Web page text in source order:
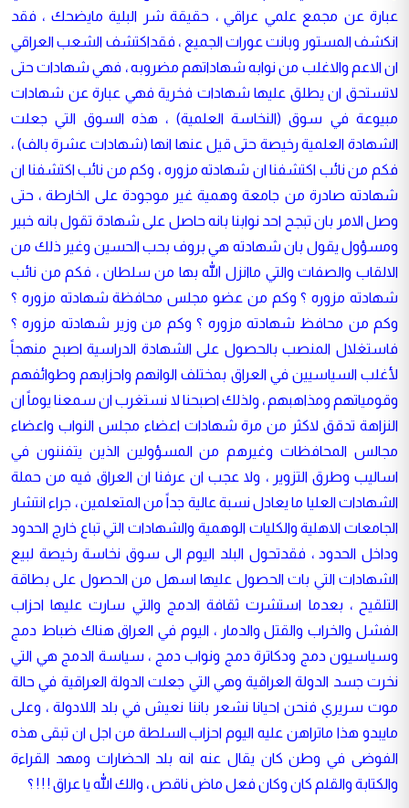
عبارة عن مجمع علمي عراقي ، حقيقة شر البلية مايضحك ، فقد
انكشف المستور وبانت عورات الجميع ، فقداكتشف الشعب العراقي
ان الاعم والاغلب من نوابه شهاداتهم مضروبه ، فهي شهادات حتى
لاتستحق ان يطلق عليها شهادات فخرية فهي عبارة عن شهادات
مبيوعة في سوق (النخاسة العلمية) ، هذه السوق التي جعلت
الشهادة العلمية رخيصة حتى قيل عنها انها (شهادات عشرة بالف) ،
فكم من نائب اكتشفنا ان شهادته مزوره ، وكم من نائب اكتشفنا ان
شهادته صادرة من جامعة وهمية غير موجودة على الخارطة ، حتى
وصل الامر بان تبجح احد نوابنا بانه حاصل على شهادة تقول بانه خبير
ومسؤول يقول بان شهادته هي بروف بحب الحسين وغير ذلك من
الالقاب والصفات والتي ماانزل الله بها من سلطان ، فكم من نائب
شهادته مزوره ؟ وكم من عضو مجلس محافظة شهادته مزوره ؟
وكم من محافظ شهادته مزوره ؟ وكم من وزير شهادته مزوره ؟
فاستغلال المنصب بالحصول على الشهادة الدراسية اصبح منهجاً
لأغلب السياسيين في العراق بمختلف الوانهم واحزابهم وطوائفهم
وقومياتهم ومذاهبهم ، ولذلك اصبحنا لا نستغرب ان سمعنا يوماً ان
النزاهة تدقق لاكثر من مرة شهادات اعضاء مجلس النواب واعضاء
مجالس المحافظات وغيرهم من المسؤولين الذين يتفننون في
اساليب وطرق التزوير ، ولا عجب ان عرفنا ان العراق فيه من حملة
الشهادات العليا ما يعادل نسبة عالية جداً من المتعلمين ، جراء انتشار
الجامعات الاهلية والكليات الوهمية والشهادات التي تباع خارج الحدود
وداخل الحدود ، فقدتحول البلد اليوم الى سوق نخاسة رخيصة لبيع
الشهادات التي بات الحصول عليها اسهل من الحصول على بطاقة
التلقيح ، بعدما استشرت ثقافة الدمج والتي سارت عليها احزاب
الفشل والخراب والقتل والدمار ، اليوم في العراق هناك ضباط دمج
وسياسيون دمج ودكاترة دمج ونواب دمج ، سياسة الدمج هي التي
نخرت جسد الدولة العراقية وهي التي جعلت الدولة العراقية في حالة
موت سريري فنحن احيانا نشعر باننا نعيش في بلد اللادولة ، وعلى
مايبدو هذا ماتراهن عليه اليوم احزاب السلطة من اجل ان تبقى هذه
الفوضى في وطن كان يقال عنه انه بلد الحضارات ومهد القراءة
والكتابة والقلم كان وكان فعل ماض ناقص ، والك الله يا عراق ! ! ! ؟